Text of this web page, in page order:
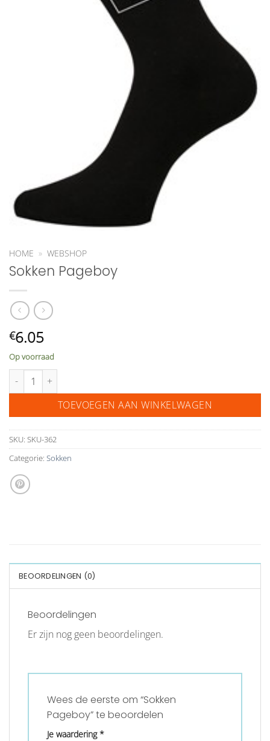
HOME » WEBSHOP
Sokken Pageboy
€6.05
Op voorraad
Sokken Pageboy aantal
TOEVOEGEN AAN WINKELWAGEN
SKU: SKU-362
Categorie: Sokken
BEOORDELINGEN (0)
Beoordelingen
Er zijn nog geen beoordelingen.
Wees de eerste om “Sokken
Pageboy” te beoordelen
Je waardering*